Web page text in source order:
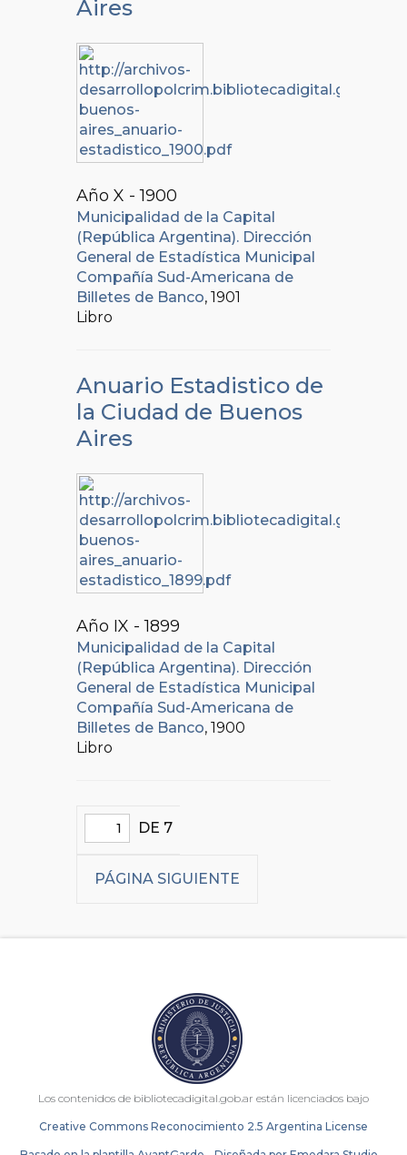
Aires
Año X - 1900
Municipalidad de la Capital
(República Argentina). Dirección
General de Estadística Municipal
Compañía Sud-Americana de
Billetes de Banco, 1901
Libro
Anuario Estadistico de
la Ciudad de Buenos
Aires
Año IX - 1899
Municipalidad de la Capital
(República Argentina). Dirección
General de Estadística Municipal
Compañía Sud-Americana de
Billetes de Banco, 1900
Libro
DE 7
PÁGINA SIGUIENTE
Los contenidos de bibliotecadigital.gob.ar están licenciados bajo
Creative Commons Reconocimiento 2.5 Argentina License